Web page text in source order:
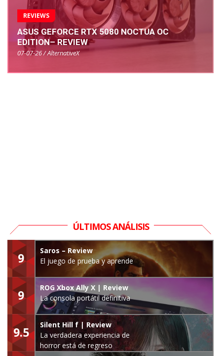
REVIEWS
ASUS GEFORCE RTX 5080 NOCTUA OC
EDITION– REVIEW
07-07-26 / AlternativeX
ÚLTIMOS ANÁLISIS
9
Saros – Review
El juego de prueba y aprende
9
ROG Xbox Ally X | Review
La consola portátil definitiva
9.5
Silent Hill f | Review
La verdadera experiencia de
horror está de regreso